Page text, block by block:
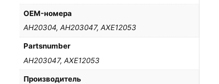
OEM-номера
AH20304, AH203047, AXE12053
Partsnumber
AH203047, AXE12053
Производитель